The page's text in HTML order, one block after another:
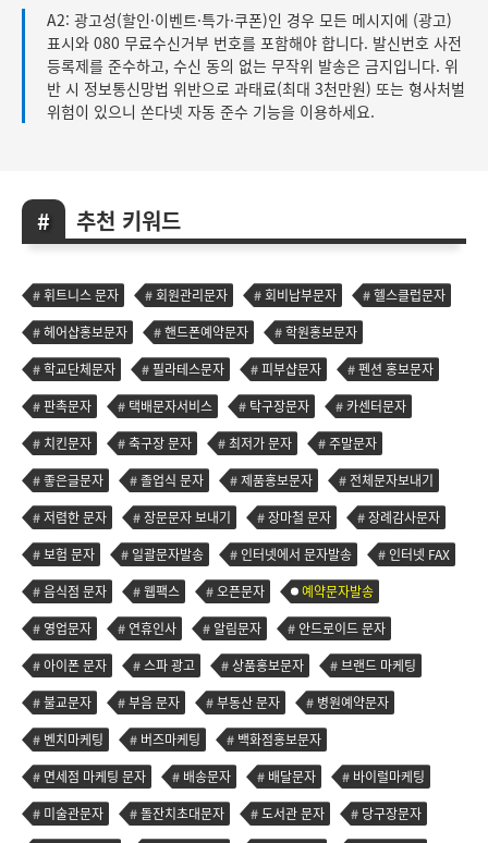
A2: 광고성(할인·이벤트·특가·쿠폰)인 경우 모든 메시지에 (광고)
표시와 080 무료수신거부 번호를 포함해야 합니다. 발신번호 사전
등록제를 준수하고, 수신 동의 없는 무작위 발송은 금지입니다. 위
반 시 정보통신망법 위반으로 과태료(최대 3천만원) 또는 형사처벌
위험이 있으니 쏜다넷 자동 준수 기능을 이용하세요.
추천 키워드
휘트니스 문자 회원관리문자 회비납부문자
헬스클럽문자
헤어샵홍보문자
핸드폰예약문자
학원홍보문자
학교단체문자
필라테스문자 피부샵문자
펜션 홍보문자
판촉문자
택배문자서비스 탁구장문자
카센터문자
치킨문자
축구장 문자 최저가 문자
주말문자
좋은글문자
졸업식 문자 제품홍보문자
전체문자보내기
저렴한 문자
장문문자 보내기 장마철 문자
장례감사문자
보험 문자
일괄문자발송 인터넷에서 문자발송
인터넷 FAX
음식점 문자
웹팩스 오픈문자
예약문자발송
영업문자
연휴인사 알림문자
안드로이드 문자
아이폰 문자
스파 광고 상품홍보문자
브랜드 마케팅
불교문자
부음 문자 부동산 문자
병원예약문자
벤치마케팅
버즈마케팅
백화점홍보문자
면세점 마케팅 문자
배송문자 배달문자
바이럴마케팅
미술관문자
돌잔치초대문자 도서관 문자
당구장문자